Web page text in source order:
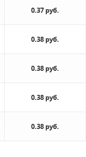
0.37 руб.
0.38 руб.
0.38 руб.
0.38 руб.
0.38 руб.